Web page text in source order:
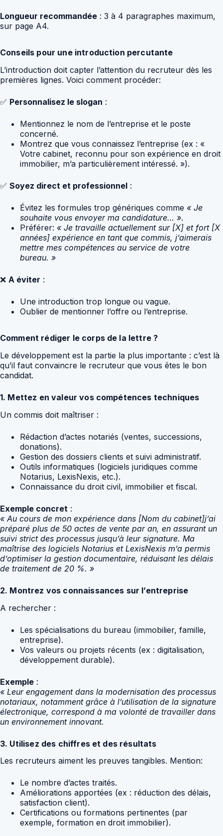
Longueur recommandée : 3 à 4 paragraphes maximum,
sur page A4.
Conseils pour une introduction percutante
L’introduction doit capter l’attention du recruteur dès les
premières lignes. Voici comment procéder:
✅ Personnalisez le slogan :
Mentionnez le nom de l’entreprise et le poste
concerné.
Montrez que vous connaissez l’entreprise (ex : «
Votre cabinet, reconnu pour son expérience en droit
immobilier, m’a particulièrement intéressé. »).
✅ Soyez direct et professionnel :
Évitez les formules trop génériques comme « Je
souhaite vous envoyer ma candidature… ».
Préférer: « Je travaille actuellement sur [X] et fort [X
années] expérience en tant que commis, j’aimerais
mettre mes compétences au service de votre
bureau. »
❌ A éviter :
Une introduction trop longue ou vague.
Oublier de mentionner l’offre ou l’entreprise.
Comment rédiger le corps de la lettre ?
Le développement est la partie la plus importante : c’est là
qu’il faut convaincre le recruteur que vous êtes le bon
candidat.
1. Mettez en valeur vos compétences techniques
Un commis doit maîtriser :
Rédaction d’actes notariés (ventes, successions,
donations).
Gestion des dossiers clients et suivi administratif.
Outils informatiques (logiciels juridiques comme
Notarius, LexisNexis, etc.).
Connaissance du droit civil, immobilier et fiscal.
Exemple concret :
« Au cours de mon expérience dans [Nom du cabinet]j’ai
préparé plus de 50 actes de vente par an, en assurant un
suivi strict des processus jusqu’à leur signature. Ma
maîtrise des logiciels Notarius et LexisNexis m’a permis
d’optimiser la gestion documentaire, réduisant les délais
de traitement de 20 %. »
2. Montrez vos connaissances sur l’entreprise
A rechercher :
Les spécialisations du bureau (immobilier, famille,
entreprise).
Vos valeurs ou projets récents (ex : digitalisation,
développement durable).
Exemple :
« Leur engagement dans la modernisation des processus
notariaux, notamment grâce à l’utilisation de la signature
électronique, correspond à ma volonté de travailler dans
un environnement innovant.
3. Utilisez des chiffres et des résultats
Les recruteurs aiment les preuves tangibles. Mention:
Le nombre d’actes traités.
Améliorations apportées (ex : réduction des délais,
satisfaction client).
Certifications ou formations pertinentes (par
exemple, formation en droit immobilier).